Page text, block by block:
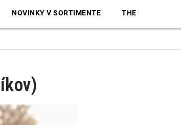
NOVINKY V SORTIMENTE THE FINISHER